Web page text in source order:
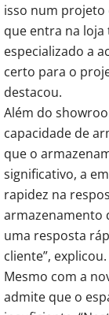
isso num projeto
que entra na
especializado a
certo para o
destacou.
Além do
capacidade de
que o
significativo, a
rapidez na
armazenamento
uma resposta
cliente”, explicou.
Mesmo com a
admite que o